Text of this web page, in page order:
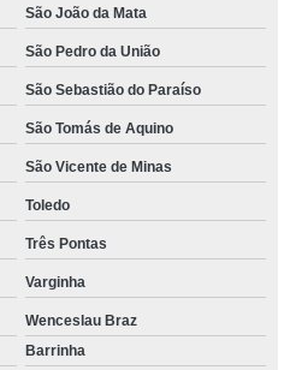
São João da Mata
São Pedro da União
São Sebastião do Paraíso
São Tomás de Aquino
São Vicente de Minas
Toledo
Três Pontas
Varginha
Wenceslau Braz
Barrinha